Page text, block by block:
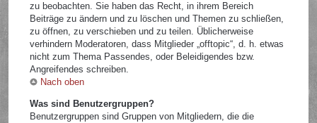
zu beobachten. Sie haben das Recht, in ihrem Bereich
Beiträge zu ändern und zu löschen und Themen zu schließen,
zu öffnen, zu verschieben und zu teilen. Üblicherweise
verhindern Moderatoren, dass Mitglieder „offtopic“, d. h. etwas
nicht zum Thema Passendes, oder Beleidigendes bzw.
Angreifendes schreiben.
Nach oben
Was sind Benutzergruppen?
Benutzergruppen sind Gruppen von Mitgliedern, die die